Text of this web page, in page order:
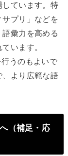
ています。特
プリ」などを
彙力を高める
います。
うのもよいで
より広範な語
（補足・応